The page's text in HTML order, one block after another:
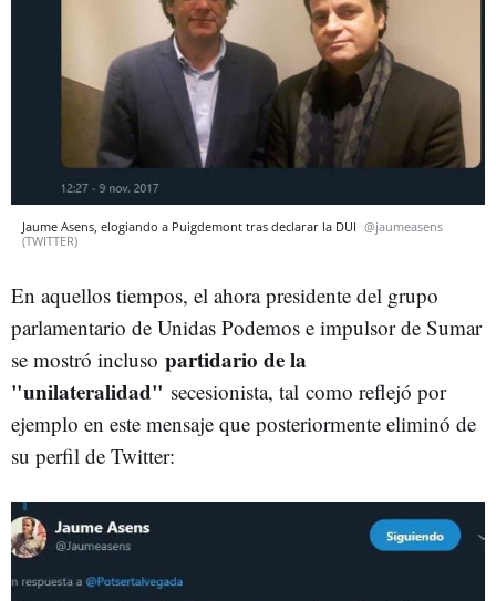
Jaume Asens, elogiando a Puigdemont tras declarar la DUI @jaumeasens
(TWITTER)
En aquellos tiempos, el ahora presidente del grupo
parlamentario de Unidas Podemos e impulsor de Sumar
se mostró incluso partidario de la
"unilateralidad" secesionista, tal como reflejó por
ejemplo en este mensaje que posteriormente eliminó de
su perfil de Twitter: